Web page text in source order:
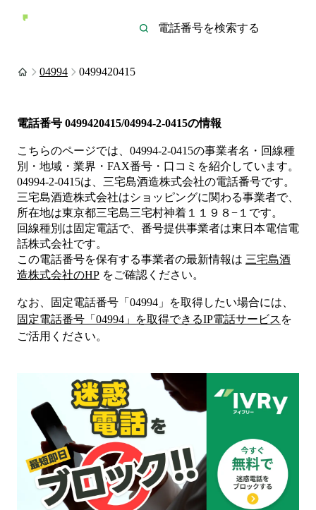
04994 0499420415
電話番号 0499420415/04994-2-0415の情報
こちらのページでは、 04994-2-0415の事業者名・回線種
別・地域・業界・FAX番号・口コミを紹介しています。
04994-2-0415は、 三宅島酒造株式会社の電話番号です。
三宅島酒造株式会社はショッピングに関わる事業者で、
所在地は東京都三宅島三宅村神着１１９８−１ です。
回線種別は固定電話で、番号提供事業者は東日本電信電
話株式会社です。
この電話番号を保有する事業者の最新情報は 三宅島酒
造株式会社のHP をご確認ください。
なお、固定電話番号「 04994 」を取得したい場合には、
固定電話番号「 04994 」を取得できるIP電話サービス を
ご活用ください。